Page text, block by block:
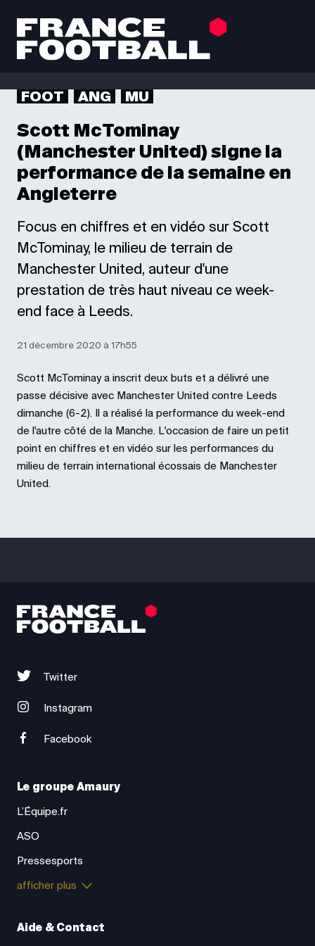
FOOT ANG MU
Scott McTominay
(Manchester United) signe la
performance de la semaine en
Angleterre
Focus en chiffres et en vidéo sur Scott
McTominay, le milieu de terrain de
Manchester United, auteur d'une
prestation de très haut niveau ce week-
end face à Leeds.
21 décembre 2020 à 17h55
Scott McTominay a inscrit deux buts et a délivré une
passe décisive avec Manchester United contre Leeds
dimanche (6-2). Il a réalisé la performance du week-end
de l'autre côté de la Manche. L'occasion de faire un petit
point en chiffres et en vidéo sur les performances du
milieu de terrain international écossais de Manchester
United.
Twitter
Instagram
Facebook
Le groupe Amaury
L’Équipe.fr
ASO
Pressesports
afficher plus
Aide & Contact